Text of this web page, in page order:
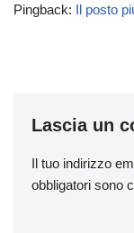
Pingback: Il posto
Lascia un
Il tuo indirizzo
obbligatori sono